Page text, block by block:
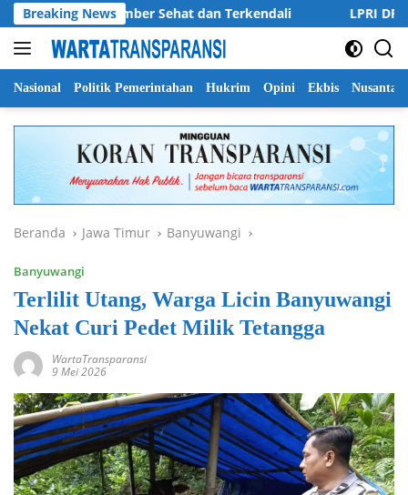
Langsung
ke
konten
Breaking NewsJember Sehat dan Terkendali LPRI DPC
Nasional Politik Pemerintahan Hukrim Opini Ekbis Nusantara
Beranda Jawa Timur Banyuwangi
Banyuwangi
Terlilit Utang, Warga Licin Banyuwangi
Nekat Curi Pedet Milik Tetangga
WartaTransparansi
9 Mei 2026